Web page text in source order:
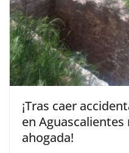
¡Tras caer
en
ahogada!